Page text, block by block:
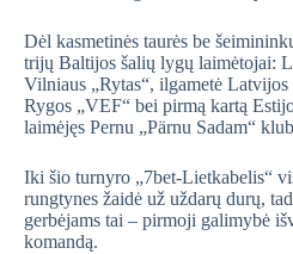
Dėl kasmetinės taurės be
trijų Baltijos šalių lygų laimėtojai:
Vilniaus „Rytas“, ilgametė Latvijos
Rygos „VEF“ bei pirmą kartą
laimėjęs Pernu „Pärnu Sadam“
Iki šio turnyro „7bet-Lietkabelis“
rungtynes žaidė už uždarų durų,
gerbėjams tai – pirmoji galimybė
komandą.